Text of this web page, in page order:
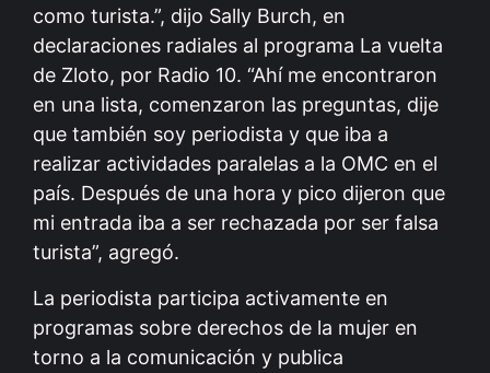
como turista.”, dijo Sally Burch, en
declaraciones radiales al programa La vuelta
de Zloto, por Radio 10. “Ahí me encontraron
en una lista, comenzaron las preguntas, dije
que también soy periodista y que iba a
realizar actividades paralelas a la OMC en el
país. Después de una hora y pico dijeron que
mi entrada iba a ser rechazada por ser falsa
turista”, agregó.
La periodista participa activamente en
programas sobre derechos de la mujer en
torno a la comunicación y publica